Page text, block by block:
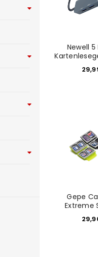
oder E-Mail-
Newell 5
Gepe
Extreme